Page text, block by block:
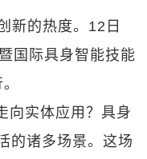
新的热度。12日
国际具身智能技能
向实体应用？具身
的诸多场景。这场